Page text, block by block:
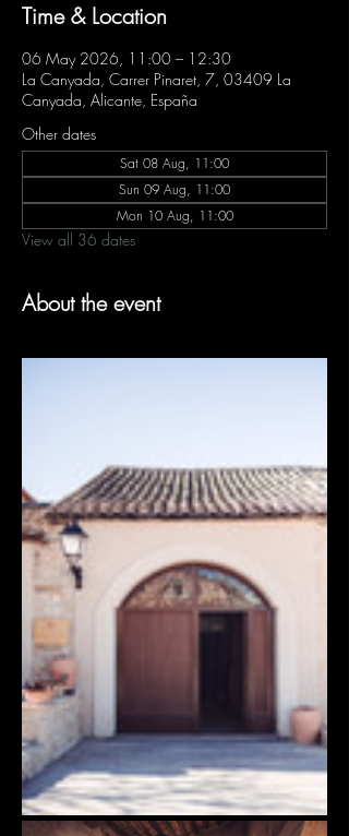
Time & Location
06 May 2026, 11:00 – 12:30
La Canyada, Carrer Pinaret, 7, 03409 La
Canyada, Alicante, España
Other dates
Sat 08 Aug, 11:00
Sun 09 Aug, 11:00
Mon 10 Aug, 11:00
View all 36 dates
About the event